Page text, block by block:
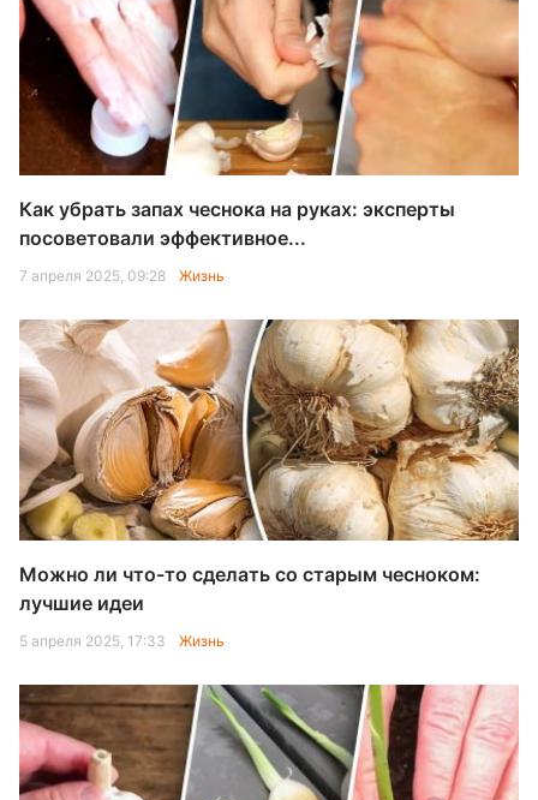
Как убрать запах чеснока на руках: эксперты
посоветовали эффективное...
7 апреля 2025, 09:28 Жизнь
Можно ли что-то сделать со старым чесноком:
лучшие идеи
5 апреля 2025, 17:33 Жизнь